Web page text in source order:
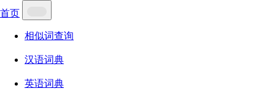
首页
相似词查询
汉语词典
英语词典